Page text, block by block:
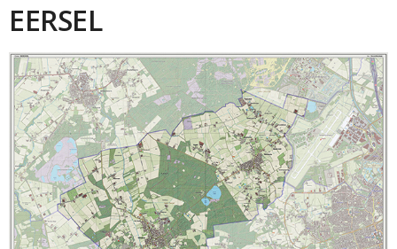
EERSEL